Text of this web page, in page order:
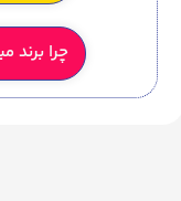
چرا برند